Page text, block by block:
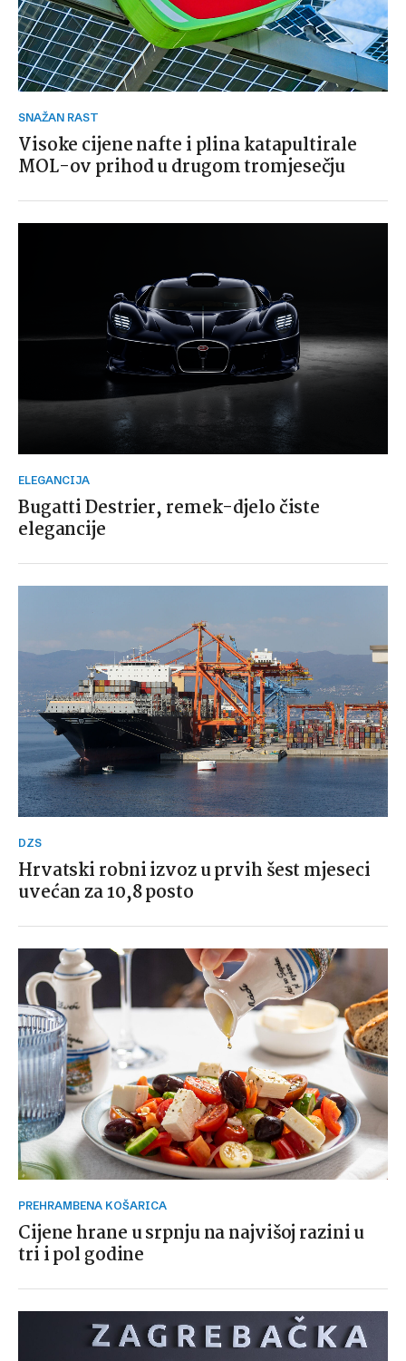
SNAŽAN RAST
Visoke cijene nafte i plina katapultirale
MOL-ov prihod u drugom tromjesečju
ELEGANCIJA
Bugatti Destrier, remek-djelo čiste
elegancije
DZS
Hrvatski robni izvoz u prvih šest mjeseci
uvećan za 10,8 posto
PREHRAMBENA KOŠARICA
Cijene hrane u srpnju na najvišoj razini u
tri i pol godine